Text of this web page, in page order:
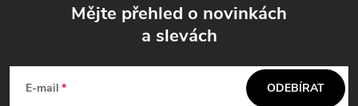
a
Mějte přehled o novinkách
a slevách
E-mail ODEBÍRAT